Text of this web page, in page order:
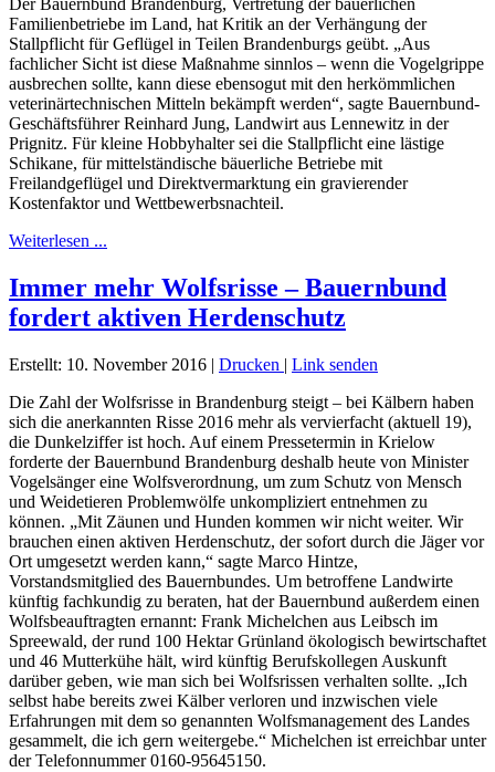
Der Bauernbund Brandenburg, Vertretung der bäuerlichen
Familienbetriebe im Land, hat Kritik an der Verhängung der
Stallpflicht für Geflügel in Teilen Brandenburgs geübt. „Aus
fachlicher Sicht ist diese Maßnahme sinnlos – wenn die Vogelgrippe
ausbrechen sollte, kann diese ebensogut mit den herkömmlichen
veterinärtechnischen Mitteln bekämpft werden“, sagte Bauernbund-
Geschäftsführer Reinhard Jung, Landwirt aus Lennewitz in der
Prignitz. Für kleine Hobbyhalter sei die Stallpflicht eine lästige
Schikane, für mittelständische bäuerliche Betriebe mit
Freilandgeflügel und Direktvermarktung ein gravierender
Kostenfaktor und Wettbewerbsnachteil.
Weiterlesen ...
Immer mehr Wolfsrisse – Bauernbund
fordert aktiven Herdenschutz
Erstellt: 10. November 2016 | Drucken | Link senden
Die Zahl der Wolfsrisse in Brandenburg steigt – bei Kälbern haben
sich die anerkannten Risse 2016 mehr als vervierfacht (aktuell 19),
die Dunkelziffer ist hoch. Auf einem Pressetermin in Krielow
forderte der Bauernbund Brandenburg deshalb heute von Minister
Vogelsänger eine Wolfsverordnung, um zum Schutz von Mensch
und Weidetieren Problemwölfe unkompliziert entnehmen zu
können. „Mit Zäunen und Hunden kommen wir nicht weiter. Wir
brauchen einen aktiven Herdenschutz, der sofort durch die Jäger vor
Ort umgesetzt werden kann,“ sagte Marco Hintze,
Vorstandsmitglied des Bauernbundes. Um betroffene Landwirte
künftig fachkundig zu beraten, hat der Bauernbund außerdem einen
Wolfsbeauftragten ernannt: Frank Michelchen aus Leibsch im
Spreewald, der rund 100 Hektar Grünland ökologisch bewirtschaftet
und 46 Mutterkühe hält, wird künftig Berufskollegen Auskunft
darüber geben, wie man sich bei Wolfsrissen verhalten sollte. „Ich
selbst habe bereits zwei Kälber verloren und inzwischen viele
Erfahrungen mit dem so genannten Wolfsmanagement des Landes
gesammelt, die ich gern weitergebe.“ Michelchen ist erreichbar unter
der Telefonnummer 0160-95645150.